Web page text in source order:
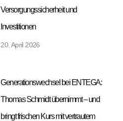
Versorgungssicherheit und
Investitionen
20. April 2026
Generationswechsel bei ENTEGA:
Thomas Schmidt übernimmt – und
bringt frischen Kurs mit vertrautem